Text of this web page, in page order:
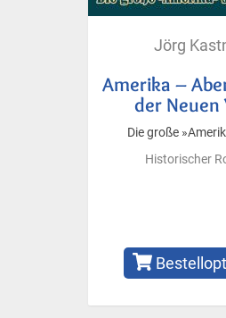
Jörg
Amerika –
der
Die große
Historischer